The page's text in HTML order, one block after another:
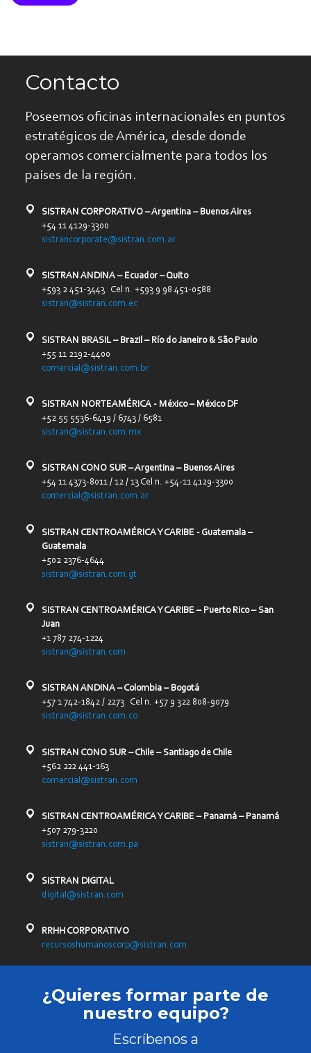
Contacto
Poseemos oficinas internacionales en puntos
estratégicos de América, desde donde
operamos comercialmente para todos los
países de la región.
SISTRAN CORPORATIVO – Argentina – Buenos Aires
+54 11 4129-3300
sistrancorporate@sistran.com.ar
SISTRAN ANDINA – Ecuador – Quito
+593 2 451-3443 Cel n. +593 9 98 451-0588
sistran@sistran.com.ec
SISTRAN BRASIL – Brazil – Río do Janeiro & São Paulo
+55 11 2192-4400
comercial@sistran.com.br
SISTRAN NORTEAMÉRICA - México – México DF
+52 55 5536-6419 / 6743 / 6581
sistran@sistran.com.mx
SISTRAN CONO SUR – Argentina – Buenos Aires
+54 11 4373-8011 / 12 / 13 Cel n. +54-11 4129-3300
comercial@sistran.com.ar
SISTRAN CENTROAMÉRICA Y CARIBE - Guatemala –
Guatemala
+502 2376-4644
sistran@sistran.com.gt
SISTRAN CENTROAMÉRICA Y CARIBE – Puerto Rico – San
Juan
+1 787 274-1224
sistran@sistran.com
SISTRAN ANDINA – Colombia – Bogotá
+57 1 742-1842 / 2273 Cel n. +57 9 322 808-9079
sistran@sistran.com.co
SISTRAN CONO SUR – Chile – Santiago de Chile
+562 222 441-163
comercial@sistran.com
SISTRAN CENTROAMÉRICA Y CARIBE – Panamá – Panamá
+507 279-3220
sistran@sistran.com.pa
SISTRAN DIGITAL
digital@sistran.com
RRHH CORPORATIVO
recursoshumanoscorp@sistran.com
¿Quieres formar parte de
nuestro equipo?
Escríbenos a